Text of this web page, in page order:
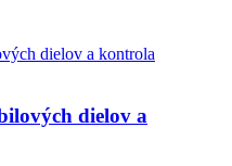
dielov a